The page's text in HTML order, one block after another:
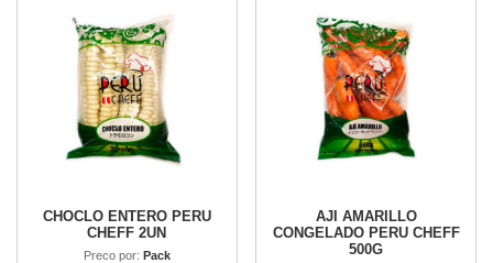
CHOCLO ENTERO PERU
CHEFF 2UN
Preco por: Pack
AJI AMARILLO
CONGELADO PERU CHEFF
500G